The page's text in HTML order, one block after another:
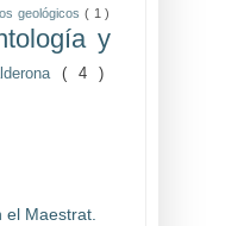
geológicos ( 1 )
y
( 4 )
Maestrat.